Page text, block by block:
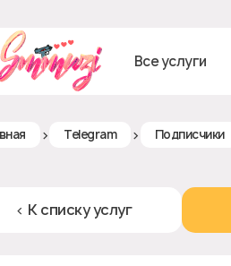
Все услуги
> Telegram > Подписчики
< К списку услуг